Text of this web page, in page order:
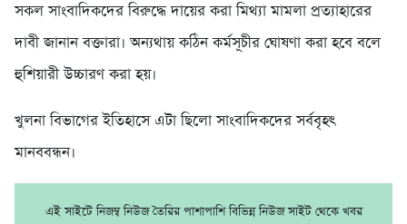
সকল সাংবাদিকদের বিরুদ্ধে দায়ের করা মিথ্যা মামলা প্রত্যাহারের
দাবী জানান বক্তারা। অন্যথায় কঠিন কর্মসূচীর ঘোষণা করা হবে বলে
হুশিয়ারী উচ্চারণ করা হয়।
খুলনা বিভাগের ইতিহাসে এটা ছিলো সাংবাদিকদের সর্ববৃহৎ
মানববন্ধন।
এই সাইটে নিজম্ব নিউজ তৈরির পাশাপাশি বিভিন্ন নিউজ সাইট থেকে খবর